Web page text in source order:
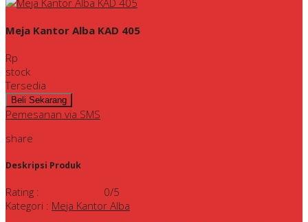
Meja Kantor Alba KAD 405
Rp
stock
Tersedia
Pemesanan via SMS
share
Deskripsi Produk
Rating : 0/5
Kategori : Meja Kantor Alba